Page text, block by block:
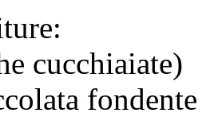
cucchiaiate)
fondente